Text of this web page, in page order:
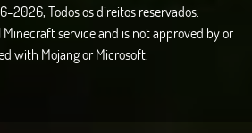
2026, Todos os direitos reservados.
service and is not approved by or
with Mojang or Microsoft.